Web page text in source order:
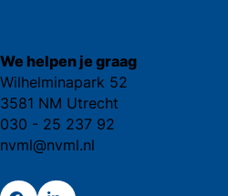
We helpen je graag
Wilhelminapark 52
3581 NM Utrecht
030 - 25 237 92
nvml@nvml.nl